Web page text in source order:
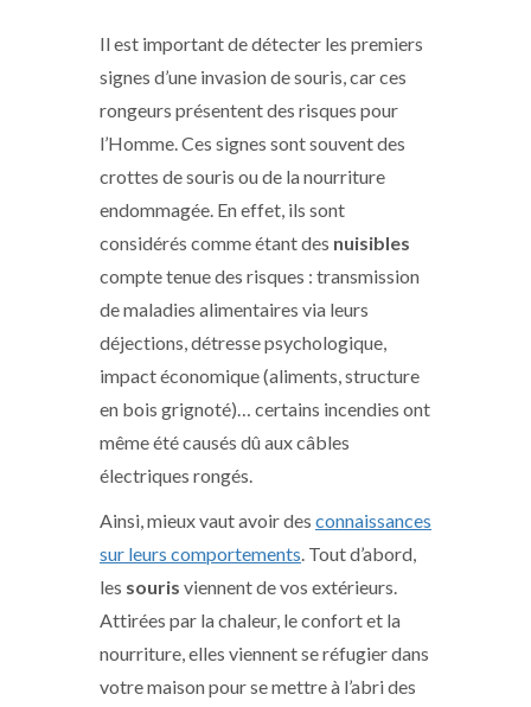
Il est important de détecter les premiers
signes d’une invasion de souris, car ces
rongeurs présentent des risques pour
l’Homme. Ces signes sont souvent des
crottes de souris ou de la nourriture
endommagée. En effet, ils sont
considérés comme étant des nuisibles
compte tenue des risques : transmission
de maladies alimentaires via leurs
déjections, détresse psychologique,
impact économique (aliments, structure
en bois grignoté)… certains incendies ont
même été causés dû aux câbles
électriques rongés.
Ainsi, mieux vaut avoir des connaissances
sur leurs comportements. Tout d’abord,
les souris viennent de vos extérieurs.
Attirées par la chaleur, le confort et la
nourriture, elles viennent se réfugier dans
votre maison pour se mettre à l’abri des